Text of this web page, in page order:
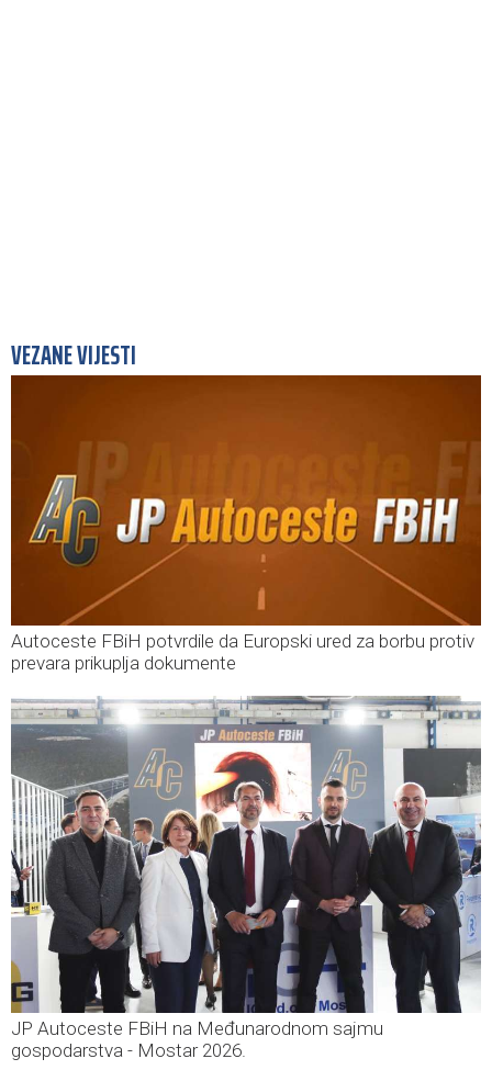
VEZANE VIJESTI
Autoceste FBiH potvrdile da Europski ured za borbu protiv
prevara prikuplja dokumente
JP Autoceste FBiH na Međunarodnom sajmu
gospodarstva - Mostar 2026.